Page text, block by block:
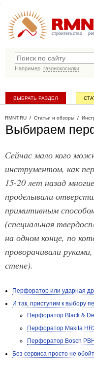
строительство
Например, газонокосилки
ВЫБРАТЬ РАЗДЕЛ
RMNT.RU / Статьи и обзоры /
Выбираем
Сейчас мало кого
инструментом, как
15-20 лет назад
проделывали
примитивным
(специальная
на одном конце, по
проворачивали
стене).
Перфоратор или ударная
И так, приступим к выбору
Перфоратор Black &
Перфоратор Makita
Перфоратор Bosch
Без сервиса просто не